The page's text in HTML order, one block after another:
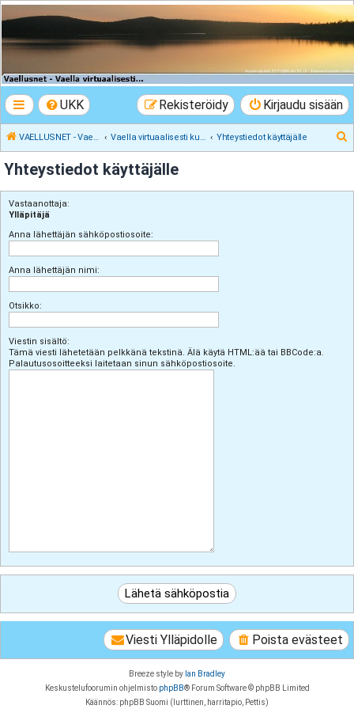
VAELLUSNET -
Vaellusturinat II
UKK Kirjaudu sisään
Rekisteröidy
VAELLUSNET - Vaellusturinat II Vaella virtuaalisesti kunnes pääset oikeasti Yhteystiedot käyttäjälle
i
Yhteystiedot käyttäjälle
Vastaanottaja:
Ylläpitäjä
Anna lähettäjän sähköpostiosoite:
Anna lähettäjän nimi:
Otsikko:
Viestin sisältö:
Tämä viesti lähetetään pelkkänä tekstinä. Älä käytä HTML:ää tai BBCode:a.
Palautusosoitteeksi laitetaan sinun sähköpostiosoite.
Poista evästeet
Viesti Ylläpidolle
Breeze style by Ian Bradley
Keskustelufoorumin ohjelmisto phpBB® Forum Software © phpBB Limited
Käännös: phpBB Suomi (lurttinen, harritapio, Pettis)